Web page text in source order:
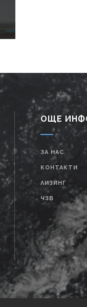
ОЩЕ
ЗА НАС
КОНТАКТИ
ЛИЗИНГ
ЧЗВ